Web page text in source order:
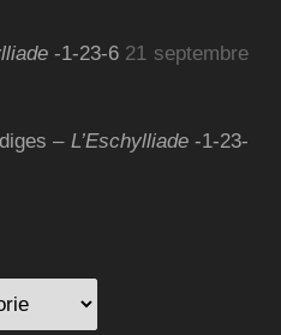
-1-23-6 21 septembre
– L’Eschylliade-1-23-